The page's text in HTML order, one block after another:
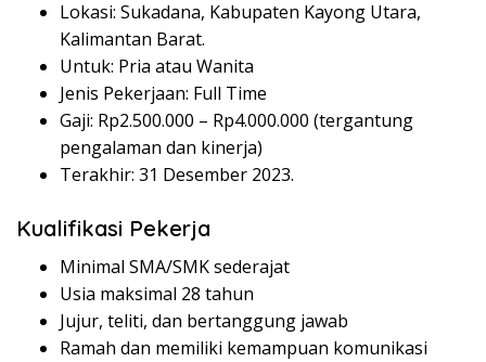
Lokasi: Sukadana, Kabupaten Kayong Utara,
Kalimantan Barat.
Untuk: Pria atau Wanita
Jenis Pekerjaan: Full Time
Gaji: Rp2.500.000 – Rp4.000.000 (tergantung
pengalaman dan kinerja)
Terakhir: 31 Desember 2023.
Kualifikasi Pekerja
Minimal SMA/SMK sederajat
Usia maksimal 28 tahun
Jujur, teliti, dan bertanggung jawab
Ramah dan memiliki kemampuan komunikasi